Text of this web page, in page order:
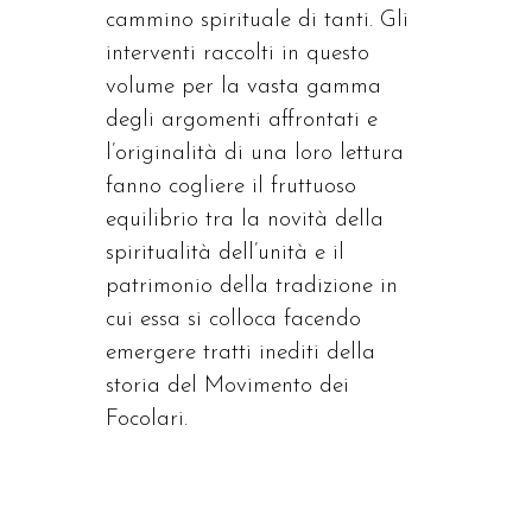
cammino spirituale di tanti. Gli
interventi raccolti in questo
volume per la vasta gamma
degli argomenti affrontati e
l’originalità di una loro lettura
fanno cogliere il fruttuoso
equilibrio tra la novità della
spiritualità dell’unità e il
patrimonio della tradizione in
cui essa si colloca facendo
emergere tratti inediti della
storia del Movimento dei
Focolari.